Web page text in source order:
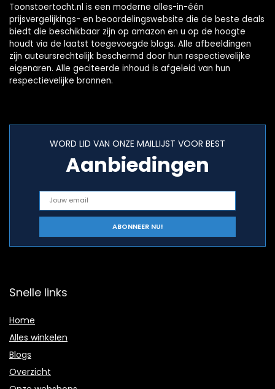
Toonstoertocht.nl is een moderne alles-in-één
prijsvergelijkings- en beoordelingswebsite die de beste deals
biedt die beschikbaar zijn op amazon en u op de hoogte
houdt via de laatst toegevoegde blogs. Alle afbeeldingen
zijn auteursrechtelijk beschermd door hun respectievelijke
eigenaren. Alle geciteerde inhoud is afgeleid van hun
respectievelijke bronnen.
WORD LID VAN ONZE MAILLIJST VOOR BEST
Aanbiedingen
Snelle links
Home
Alles winkelen
Blogs
Overzicht